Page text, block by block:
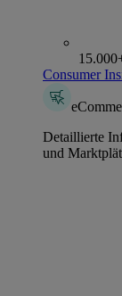
Consumer
Detaillierte
und